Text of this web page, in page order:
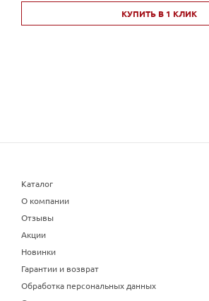
КУПИТЬ В 1 КЛИК
Каталог
О компании
Отзывы
Акции
Новинки
Гарантии и возврат
Обработка персональных данных